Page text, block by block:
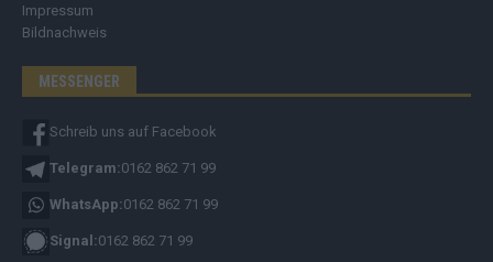
Impressum
Bildnachweis
MESSENGER
Schreib uns auf Facebook
Telegram:0162 862 71 99
WhatsApp:0162 862 71 99
Signal:0162 862 71 99